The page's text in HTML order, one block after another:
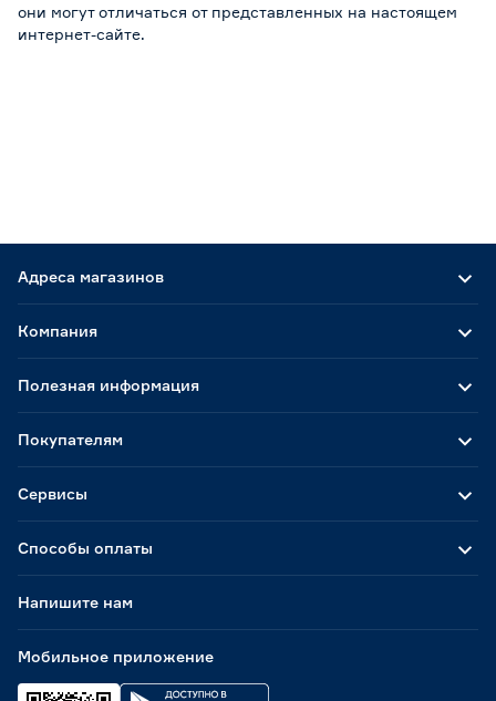
они могут отличаться от представленных на настоящем
интернет-сайте.
Адреса магазинов
Способы оплаты
Мобильное приложение
Компания
Полезная информация
Покупателям
Сервисы
Напишите нам